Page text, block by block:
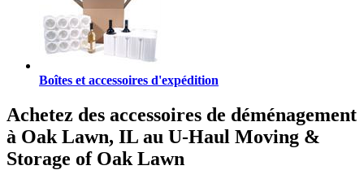
Boîtes et accessoires d'expédition
Achetez des accessoires de déménagement
à Oak Lawn, IL au U-Haul Moving &
Storage of Oak Lawn